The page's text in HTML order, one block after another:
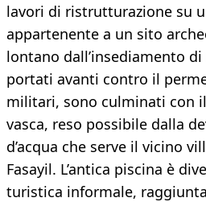
lavori di ristrutturazione su
appartenente a un sito
lontano dall’insediamento di
portati avanti contro il
militari, sono culminati con
vasca, reso possibile dalla
d’acqua che serve il vicino
Fasayil. L’antica piscina è
turistica informale,